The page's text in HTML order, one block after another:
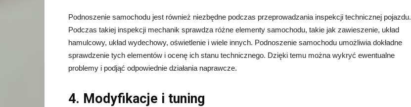
Podnoszenie samochodu jest również niezbędne podczas przeprowadzania inspekcji technicznej pojazdu.
Podczas takiej inspekcji mechanik sprawdza różne elementy samochodu, takie jak zawieszenie, układ
hamulcowy, układ wydechowy, oświetlenie i wiele innych. Podnoszenie samochodu umożliwia dokładne
sprawdzenie tych elementów i ocenę ich stanu technicznego. Dzięki temu można wykryć ewentualne
problemy i podjąć odpowiednie działania naprawcze.
4. Modyfikacje i tuning